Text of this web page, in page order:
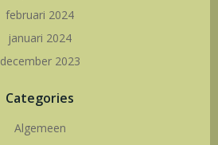
februari 2024
januari 2024
december 2023
Categories
Algemeen